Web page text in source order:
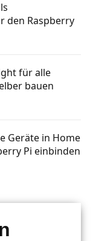
den Raspberry
für alle
bauen
Geräte in Home
Pi einbinden